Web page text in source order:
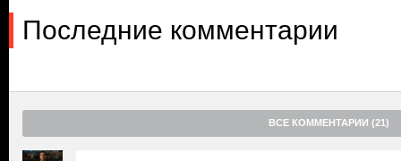
Последние комментарии
ВСЕ КОММЕНТАРИИ (21)